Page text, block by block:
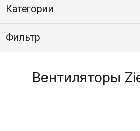
Категории
Фильтр
Вентиляторы